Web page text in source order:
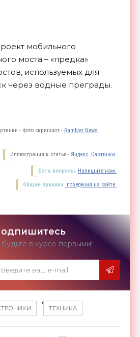
мобильного
моста – «предка»
используемых для
через водные преграды.
- фото скриншот - Rambler News
Иллюстрация к статье - Яндекс. Картинки.
Есть вопросы. Напишите нам.
Общие правила поведения на сайте.
в курсе первыми!
,
ТЕХНИКА